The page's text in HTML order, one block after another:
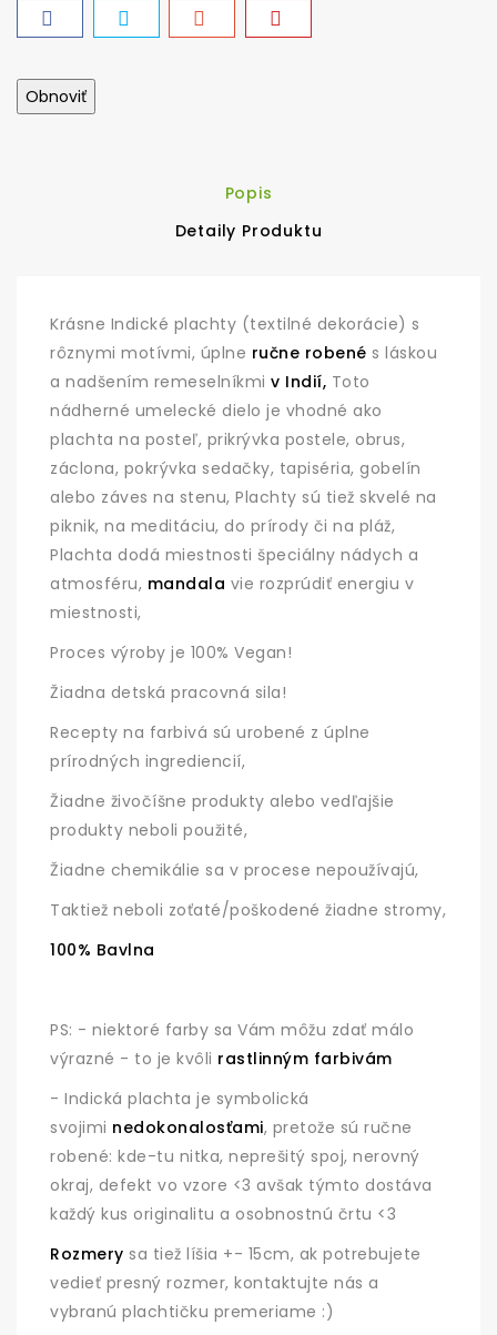
Popis
Detaily Produktu
Krásne Indické plachty (textilné dekorácie) s
rôznymi motívmi, úplne ručne robené s láskou
a nadšením remeselníkmi v Indií, Toto
nádherné umelecké dielo je vhodné ako
plachta na posteľ, prikrývka postele, obrus,
záclona, pokrývka sedačky, tapiséria, gobelín
alebo záves na stenu, Plachty sú tiež skvelé na
piknik, na meditáciu, do prírody či na pláž,
Plachta dodá miestnosti špeciálny nádych a
atmosféru, mandala vie rozprúdiť energiu v
miestnosti,
Proces výroby je 100% Vegan!
Žiadna detská pracovná sila!
Recepty na farbivá sú urobené z úplne
prírodných ingrediencií,
Žiadne živočíšne produkty alebo vedľajšie
produkty neboli použité,
Žiadne chemikálie sa v procese nepoužívajú,
Taktiež neboli zoťaté/poškodené žiadne stromy,
100% Bavlna
PS: - niektoré farby sa Vám môžu zdať málo
výrazné - to je kvôli rastlinným farbivám
- Indická plachta je symbolická
svojimi nedokonalosťami, pretože sú ručne
robené: kde-tu nitka, neprešitý spoj, nerovný
okraj, defekt vo vzore <3 avšak týmto dostáva
každý kus originalitu a osobnostnú črtu <3
Rozmery sa tiež líšia +- 15cm, ak potrebujete
vedieť presný rozmer, kontaktujte nás a
vybranú plachtičku premeriame :)